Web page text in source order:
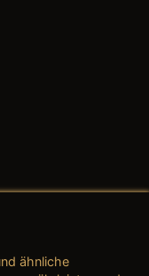
ähnliche